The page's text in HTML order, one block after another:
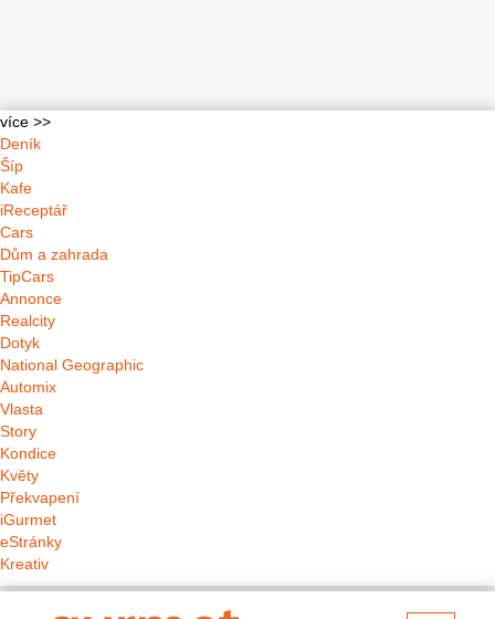
více >>
Deník
Šíp
Kafe
iReceptář
Cars
Dům a zahrada
TipCars
Annonce
Realcity
Dotyk
National Geographic
Automix
Vlasta
Story
Kondice
Květy
Překvapení
iGurmet
eStránky
Kreativ